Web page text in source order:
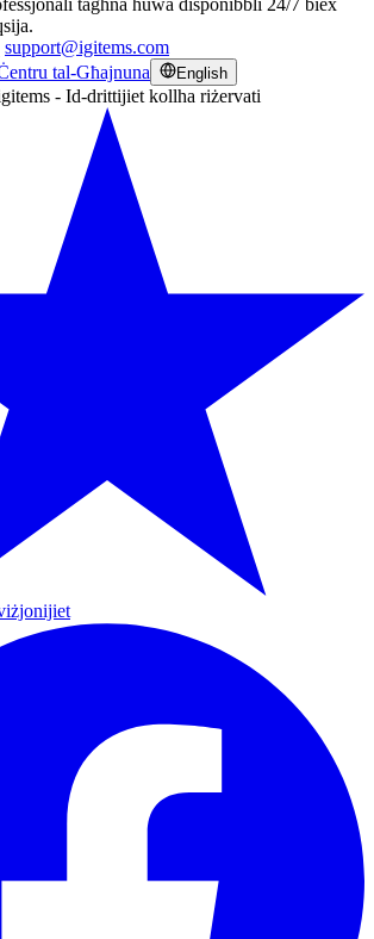
tagħna huwa disponibbli 24/7 biex
support@igitems.com
tal-Għajnuna English
- Id-drittijiet kollha riżervati